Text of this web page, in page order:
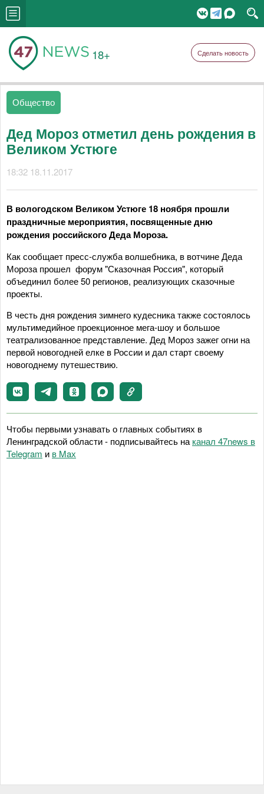
18+ Сделать новость
Общество
Дед Мороз отметил день рождения в
Великом Устюге
18:32 18.11.2017
В вологодском Великом Устюге 18 ноября прошли
праздничные мероприятия, посвященные дню
рождения российского Деда Мороза.
Как сообщает пресс-служба волшебника, в вотчине Деда
Мороза прошел форум "Сказочная Россия", который
объединил более 50 регионов, реализующих сказочные
проекты.
В честь дня рождения зимнего кудесника также состоялось
мультимедийное проекционное мега-шоу и большое
театрализованное представление. Дед Мороз зажег огни на
первой новогодней елке в России и дал старт своему
новогоднему путешествию.
Чтобы первыми узнавать о главных событиях в
Ленинградской области - подписывайтесь на канал 47news в
Telegram и в Maх